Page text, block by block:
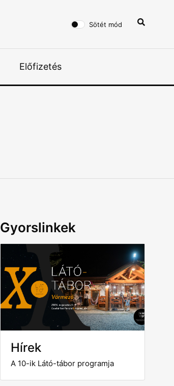
Sötét mód
Előfizetés
Gyorslinkek
Hírek
A 10-ik Látó-tábor programja